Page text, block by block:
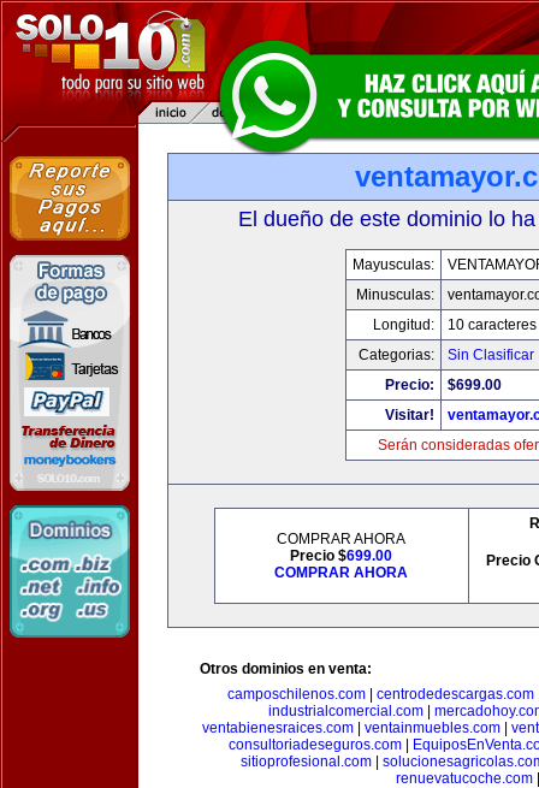
El dueño de este dominio lo
Mayusculas:
Minusculas:
Longitud:
10 caracteres
Categorias:
Sin Clasificar
Precio:
$699.00
Visitar!
Serán consideradas
COMPRAR AHORA
Precio $699.00
COMPRAR AHORA
Precio
Otros dominios en venta:
camposchilenos.com| centrodedescargas.com
industrialcomercial.com
ventabienesraices.com| ventainmuebles.com|
consultoriadeseguros.com|
sitioprofesional.com
renuevatucoche.com